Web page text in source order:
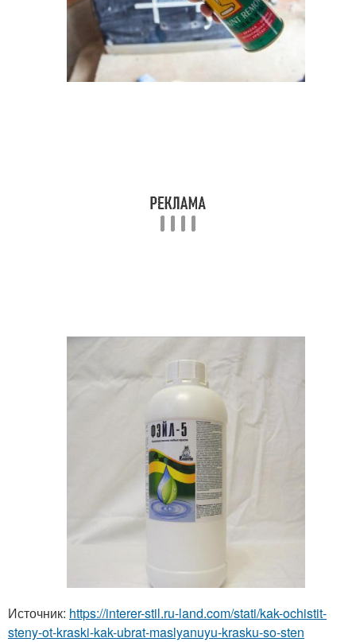
Источник: https://interer-stil.ru-land.com/stati/kak-ochistit-
steny-ot-kraski-kak-ubrat-maslyanuyu-krasku-so-sten